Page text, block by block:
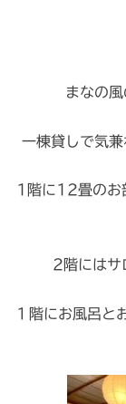
まなの
一棟貸しで気兼
1階に12畳のお
2階にはサ
１階にお風呂と